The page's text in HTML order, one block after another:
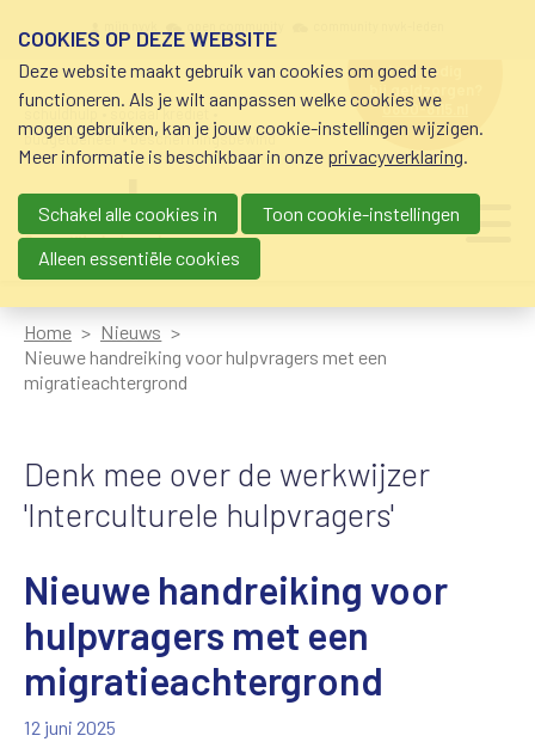
schuldhulp • sociaal krediet •
budgetbeheer • beschermingsbewind
hulp nodig
bij geldzorgen?
0800-8115.nl
Main navigation
Home
Nieuws
Nieuwe handreiking voor hulpvragers met een
migratieachtergrond
Denk mee over de werkwijzer
'Interculturele hulpvragers'
Nieuwe handreiking voor
hulpvragers met een
migratieachtergrond
12 juni 2025
COOKIES OP DEZE WEBSITE
Deze website maakt gebruik van cookies om goed te
functioneren. Als je wilt aanpassen welke cookies we
mogen gebruiken, kan je jouw cookie-instellingen wijzigen.
Meer informatie is beschikbaar in onze privacyverklaring.
Schakel alle cookies in
Toon cookie-instellingen
Alleen essentiële cookies